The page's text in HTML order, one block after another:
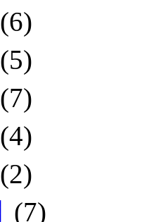
(6)
(5)
(7)
(4)
(2)
(7)